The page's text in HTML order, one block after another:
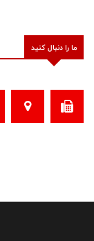
ما را دنبال کنید